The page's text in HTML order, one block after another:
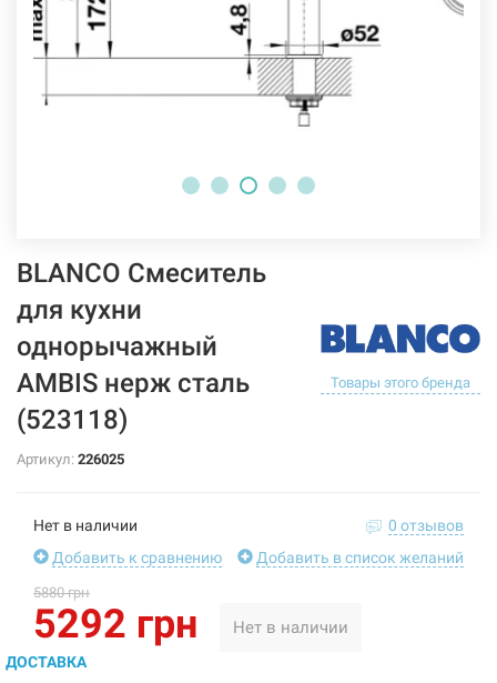
BLANCO Смеситель
для кухни
однорычажный
AMBIS нерж сталь
(523118)
Товары этого бренда
Артикул: 226025
Нет в наличии
0 отзывов
Добавить к сравнению
Добавить в список желаний
5880 грн
5292 грн Нет в наличии
ДОСТАВКА